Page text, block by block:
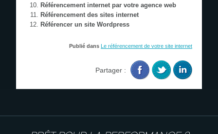
Référencement internet par votre agence web
Référencement des sites internet
Référencer un site Wordpress
Publié dans Le référencement de votre site internet
Partager :